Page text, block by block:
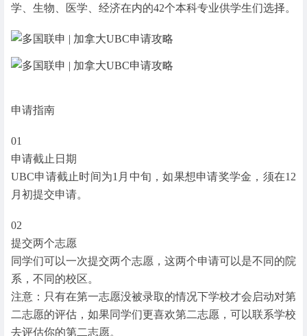
学、生物、医学、经济在内的42个本科专业供学生们选择。
申请指南
01
申请截止日期
UBC申请截止时间为1月中旬，如果想申请奖学金，须在12
月初提交申请。
02
提交两个志愿
同学们可以一次提交两个志愿，这两个申请可以是不同的院
系，不同的校区。
注意：只有在第一志愿没被录取的情况下学校才会启动对第
二志愿的评估，如果同学们更喜欢第二志愿，可以联系学校
去评估你的第二志愿。